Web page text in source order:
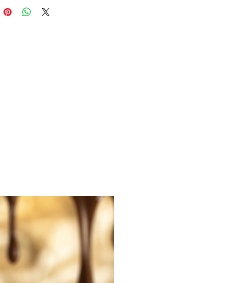
en douceur tout en
la peau d’un parfum